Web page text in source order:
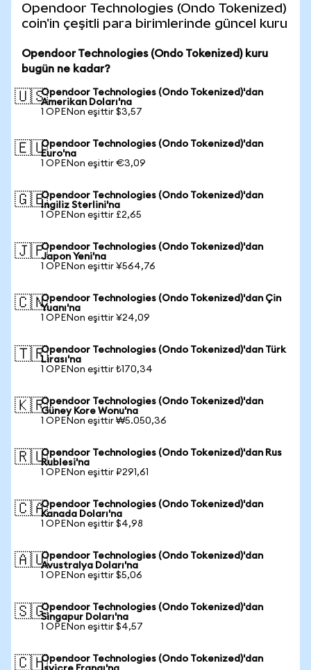
Opendoor Technologies (Ondo Tokenized)
coin'in çeşitli para birimlerinde güncel kuru
Opendoor Technologies (Ondo Tokenized) kuru
bugün ne kadar?
🇺🇸Opendoor Technologies (Ondo Tokenized)'dan
Amerikan Doları'na
1 OPENon eşittir $3,57
🇪🇺Opendoor Technologies (Ondo Tokenized)'dan
Euro'na
1 OPENon eşittir €3,09
🇬🇧Opendoor Technologies (Ondo Tokenized)'dan
İngiliz Sterlini'na
1 OPENon eşittir £2,65
🇯🇵Opendoor Technologies (Ondo Tokenized)'dan
Japon Yeni'na
1 OPENon eşittir ¥564,76
🇨🇳Opendoor Technologies (Ondo Tokenized)'dan Çin
Yuanı'na
1 OPENon eşittir ¥24,09
🇹🇷Opendoor Technologies (Ondo Tokenized)'dan Türk
Lirası'na
1 OPENon eşittir ₺170,34
🇰🇷Opendoor Technologies (Ondo Tokenized)'dan
Güney Kore Wonu'na
1 OPENon eşittir ₩5.050,36
🇷🇺Opendoor Technologies (Ondo Tokenized)'dan Rus
Rublesi'na
1 OPENon eşittir ₽291,61
🇨🇦Opendoor Technologies (Ondo Tokenized)'dan
Kanada Doları'na
1 OPENon eşittir $4,98
🇦🇺Opendoor Technologies (Ondo Tokenized)'dan
Avustralya Doları'na
1 OPENon eşittir $5,06
🇸🇬Opendoor Technologies (Ondo Tokenized)'dan
Singapur Doları'na
1 OPENon eşittir $4,57
🇨🇭Opendoor Technologies (Ondo Tokenized)'dan